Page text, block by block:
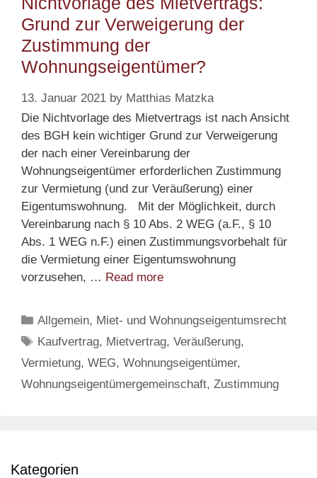
Grund zur Verweigerung der
Zustimmung der
Wohnungseigentümer?
13. Januar 2021 by Matthias Matzka
Die Nichtvorlage des Mietvertrags ist nach Ansicht
des BGH kein wichtiger Grund zur Verweigerung
der nach einer Vereinbarung der
Wohnungseigentümer erforderlichen Zustimmung
zur Vermietung (und zur Veräußerung) einer
Eigentumswohnung. Mit der Möglichkeit, durch
Vereinbarung nach § 10 Abs. 2 WEG (a.F., § 10
Abs. 1 WEG n.F.) einen Zustimmungsvorbehalt für
die Vermietung einer Eigentumswohnung
vorzusehen, … Read moreNichtvorlage
Grund
zur
Verweigerung
der
Categories
Allgemein, Miet- und Wohnungseigentumsrecht
Tags
Kaufvertrag, Mietvertrag,Veräußerung,
Vermietung, WEG, Wohnungseigentümer,
Wohnungseigentümergemeinschaft, Zustimmung
Kategorien